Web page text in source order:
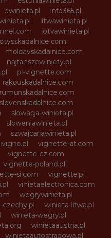
ewinieta.pl
info365.pl
litwawinieta.pl
lotvawinieta.pl
lotysskadalnice.com
moldavskadalnice.com
najtanszewiniety.pl
pl-vignette.com
rakouskadalnice.com
rumunskadalnice.com
slovenskadalnice.com
slowacja-winieta.pl
sloweniawinieta.pl
szwajcariawinieta.pl
vignette-at.com
vignette-cz.com
vignette-poland.pl
si.com
vignette.pl
vinietaelectronica.com
wegrywinieta.pl
winieta-litwa.pl
winieta-wegry.pl
winietaaustria.pl
winietaautostradowa.pl